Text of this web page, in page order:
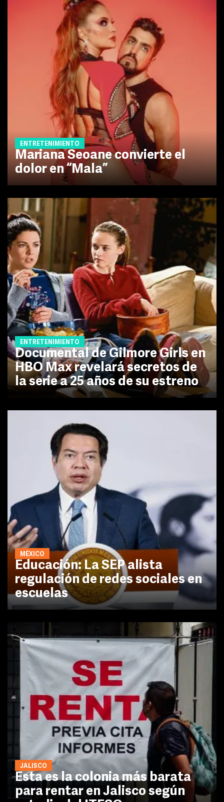
ENTRETENIMIENTO
Mariana Seoane convierte el
dolor en “Mala”
ENTRETENIMIENTO
Documental de Gilmore Girls en
HBO Max revelará secretos de
la serie a 25 años de su estreno
MÉXICO
Educación: La SEP alista
regulación de redes sociales en
escuelas
JALISCO
Esta es la colonia más barata
para rentar en Jalisco según